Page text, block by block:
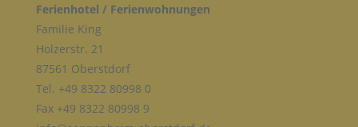
Ferienhotel / Ferienwohnungen
Familie King
Holzerstr. 21
87561 Oberstdorf
Tel. +49 8322 80998 0
Fax +49 8322 80998 9
Profiling ist jede Art der automatisierten
Verarbeitung personenbezogener Daten, die darin
besteht, dass diese personenbezogenen Daten
verwendet werden, um bestimmte persönliche
Aspekte, die sich auf eine natürliche Person
bezüglich Arbeitsleistung, wirtschaftlicher Lage,
Gesundheit, persönlicher Vorlieben, Interessen,
Zuverlässigkeit, Verhalten, Aufenthaltsort oder